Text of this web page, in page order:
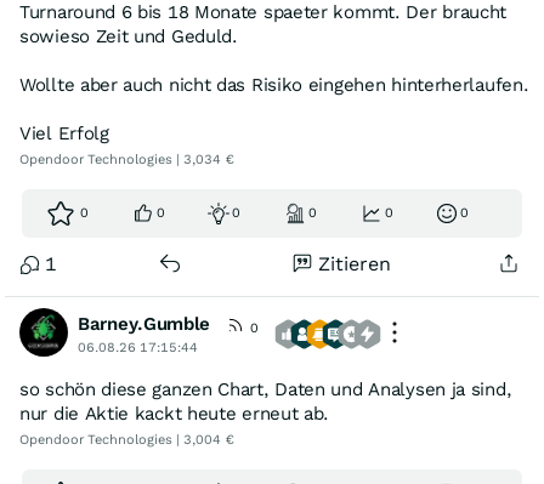
Turnaround 6 bis 18 Monate spaeter kommt. Der braucht
sowieso Zeit und Geduld.
Wollte aber auch nicht das Risiko eingehen hinterherlaufen.
Viel Erfolg
Opendoor Technologies | 3,034 €
0 0 0 0 0 0
1 Zitieren
Barney.Gumble
0
06.08.26 17:15:44
so schön diese ganzen Chart, Daten und Analysen ja sind,
nur die Aktie kackt heute erneut ab.
Opendoor Technologies | 3,004 €